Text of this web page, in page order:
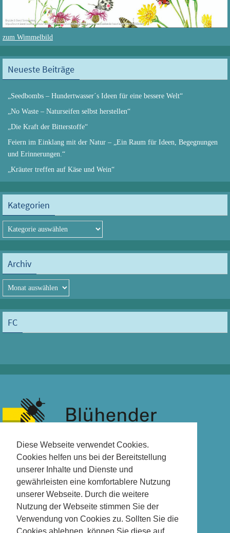
Diese Webseite verwendet Cookies.
Cookies helfen uns bei der Bereitstellung
unserer Inhalte und Dienste und
gewährleisten eine komfortablere Nutzung
unserer Webseite. Durch die weitere
Nutzung der Webseite stimmen Sie der
Verwendung von Cookies zu. Sollten Sie die
zum Wimmelbild
Neueste Beiträge
„Seedbombs – Hundertwasser´s Ideen für eine bessere Welt“
„No Waste – Naturseifen selbst herstellen“
„Die Kraft der Bitterstoffe“
Feiern im Einklang mit der Natur – „Ein Raum für Ideen, Begegnungen
und Erinnerungen.“
„Kräuter treffen auf Käse und Wein“
Kategorien
Kategorien
Archiv
Archiv
FC